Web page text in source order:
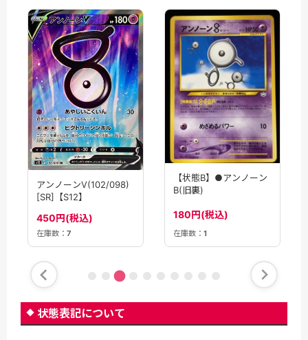
アンノーンV(102/098)
[SR]【S12】
450円(税込)
在庫数： 7
【状態B】●アンノーン
B(旧裏)
180円(税込)
在庫数： 1
状態表記について